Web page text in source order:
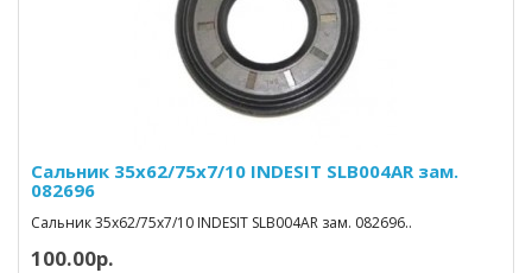
Сальник 35х62/75х7/10 INDESIT SLB004AR зам.
082696
Сальник 35х62/75х7/10 INDESIT SLB004AR зам. 082696..
100.00р.